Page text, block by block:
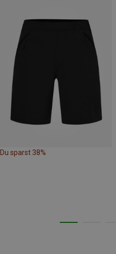
Du sparst 38%